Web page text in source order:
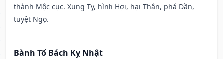
thành Mộc cục. Xung Tỵ, hình Hợi, hại Thân, phá Dần,
tuyệt Ngọ.
Bành Tổ Bách Kỵ Nhật